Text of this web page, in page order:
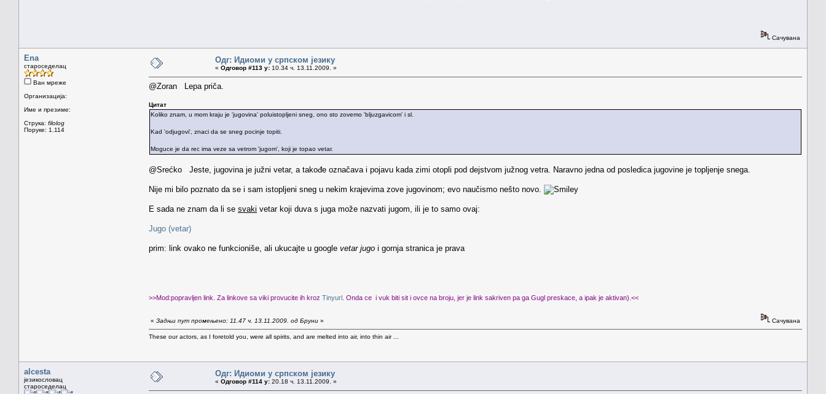
Сачувана
Ena
староседелац
Ван мреже
Организација:
Име и презиме:
Струка: filolog
Поруке: 1.114
Одг: Идиоми у српском језику
« Одговор #113 у: 10.34 ч. 13.11.2009. »
@Zoran Lepa priča.
Цитат
Koliko znam, u mom kraju je 'jugovina' poluistopljeni sneg, ono sto zovemo 'bljuzgavicom' i sl.
Kad 'odjugovi', znaci da se sneg pocinje topiti.
Moguce je da rec ima veze sa vetrom 'jugom', koji je topao vetar.
@Srećko Jeste, jugovina je južni vetar, a takođe označava i pojavu kada zimi otopli pod dejstvom južnog vetra. Naravno jedna od posledica jugovine je topljenje snega.
Nije mi bilo poznato da se i sam istopljeni sneg u nekim krajevima zove jugovinom; evo naučismo nešto novo.
E sada ne znam da li se svaki vetar koji duva s juga može nazvati jugom, ili je to samo ovaj:
Jugo (vetar)
prim: link ovako ne funkcioniše, ali ukucajte u google vetar jugo i gornja stranica je prava
>>Mod:popravljen link. Za linkove sa viki provucite ih kroz Tinyurl . Onda ce i vuk biti sit i ovce na broju, jer je link sakriven pa ga Gugl preskace, a ipak je aktivan).<<
« Задњи пут промењено: 11.47 ч. 13.11.2009. од Бруни » Сачувана
These our actors, as I foretold you, were all spirits, and are melted into air, into thin air ...
alcesta
језикословац
староседелац
Одг: Идиоми у српском језику
« Одговор #114 у: 20.18 ч. 13.11.2009. »